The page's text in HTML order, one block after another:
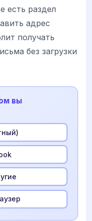
есть раздел
адрес
получать
без загрузки
вы